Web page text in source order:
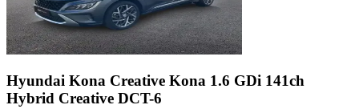
Hyundai Kona Creative Kona 1.6 GDi 141ch
Hybrid Creative DCT-6